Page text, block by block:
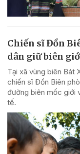
Chiến sĩ Đồn
dân giữ biên
Tại xã vùng biên Bát
chiến sĩ Đồn Biên
đường biên mốc giới
tế.